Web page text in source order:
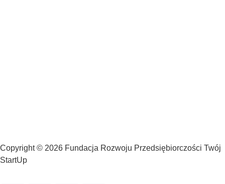
Copyright © 2026 Fundacja Rozwoju Przedsiębiorczości Twój
StartUp